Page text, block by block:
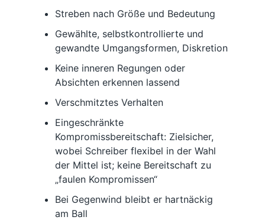
Streben nach Größe und Bedeutung
Gewählte, selbstkontrollierte und
gewandte Umgangsformen, Diskretion
Keine inneren Regungen oder
Absichten erkennen lassend
Verschmitztes Verhalten
Eingeschränkte
Kompromissbereitschaft: Zielsicher,
wobei Schreiber flexibel in der Wahl
der Mittel ist; keine Bereitschaft zu
„faulen Kompromissen“
Bei Gegenwind bleibt er hartnäckig
am Ball